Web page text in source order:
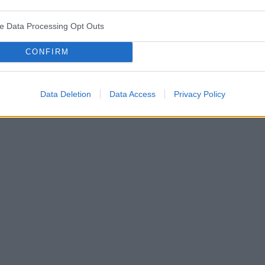
Data Processing Opt Outs
CONFIRM
Data Deletion Data Access Privacy Policy